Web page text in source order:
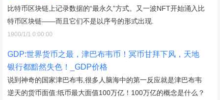
比特币区块链上记录数据的“最永久”方式。又一波NFT开始涌入比
特币区块链——而且它们不是以序号的形式出现.
1900/1/1 0:00:00
GDP:世界货币之最，津巴布韦币！冥币甘拜下风，天地
银行都黯然失色！_GDP价格
说到神奇的国家津巴布韦,很多人脑海中的第一反应就是津巴布韦
逆天的货币面值:纸币最大面值100万亿！100万亿的概念是什么？